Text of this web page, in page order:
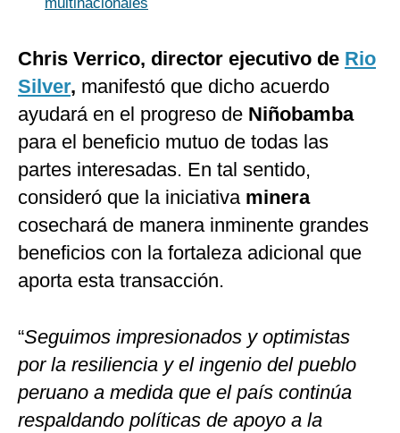
Chris Verrico, director ejecutivo de Rio
Silver, manifestó que dicho acuerdo
ayudará en el progreso de Niñobamba
para el beneficio mutuo de todas las
partes interesadas. En tal sentido,
consideró que la iniciativa minera
cosechará de manera inminente grandes
beneficios con la fortaleza adicional que
aporta esta transacción.
“Seguimos impresionados y optimistas
por la resiliencia y el ingenio del pueblo
peruano a medida que el país continúa
respaldando políticas de apoyo a la